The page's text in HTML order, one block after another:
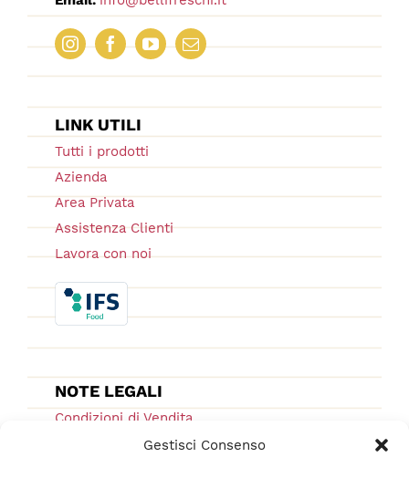
Gestisci Consenso
LINK UTILI
Tutti i prodotti
Azienda
Area Privata
Assistenza Clienti
Lavora con noi
NOTE LEGALI
Condizioni di Vendita
Ordini e Spedizioni